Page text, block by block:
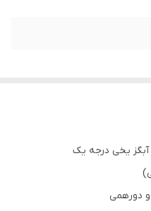
یخی درجه یک
و دورهمی